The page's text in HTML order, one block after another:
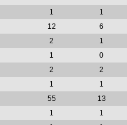
1
1
12
6
2
1
1
0
2
2
1
1
55
13
1
1